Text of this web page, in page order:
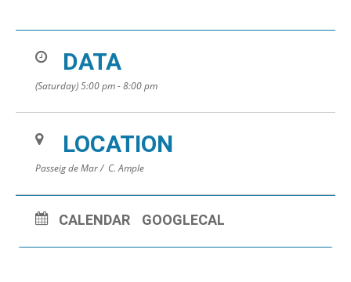
DATA
(Saturday) 5:00 pm - 8:00 pm
LOCATION
Passeig de Mar / C. Ample
CALENDAR GOOGLECAL